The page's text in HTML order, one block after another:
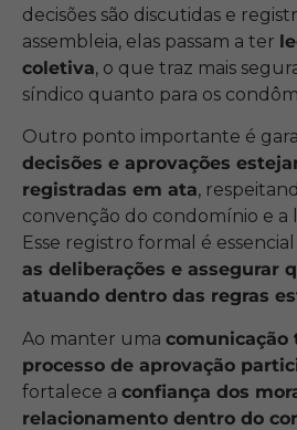
decisões são discutidas e
assembleia, elas passam a ter
coletiva, o que traz mais
síndico quanto para os
Outro ponto importante é
decisões e aprovações
registradas em ata,
convenção do condomínio e a
Esse registro formal é
as deliberações e assegurar
atuando dentro das regras
Ao manter uma comunicação
processo de aprovação
fortalece a confiança dos
relacionamento dentro do